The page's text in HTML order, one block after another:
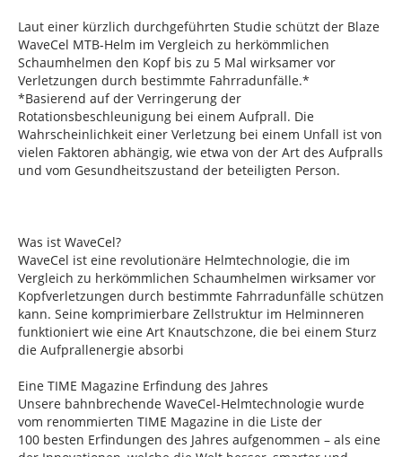
Laut einer kürzlich durchgeführten Studie schützt der Blaze
WaveCel MTB-Helm im Vergleich zu herkömmlichen
Schaumhelmen den Kopf bis zu 5 Mal wirksamer vor
Verletzungen durch bestimmte Fahrradunfälle.*
*Basierend auf der Verringerung der
Rotationsbeschleunigung bei einem Aufprall. Die
Wahrscheinlichkeit einer Verletzung bei einem Unfall ist von
vielen Faktoren abhängig, wie etwa von der Art des Aufpralls
und vom Gesundheitszustand der beteiligten Person.
Was ist WaveCel?
WaveCel ist eine revolutionäre Helmtechnologie, die im
Vergleich zu herkömmlichen Schaumhelmen wirksamer vor
Kopfverletzungen durch bestimmte Fahrradunfälle schützen
kann. Seine komprimierbare Zellstruktur im Helminneren
funktioniert wie eine Art Knautschzone, die bei einem Sturz
die Aufprallenergie absorbi
Eine TIME Magazine Erfindung des Jahres
Unsere bahnbrechende WaveCel-Helmtechnologie wurde
vom renommierten TIME Magazine in die Liste der
100 besten Erfindungen des Jahres aufgenommen – als eine